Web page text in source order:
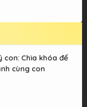
con: Chìa khóa để
cùng con